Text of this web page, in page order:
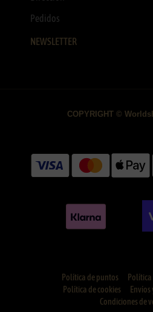
Pedidos
NEWSLETTER
COPYRIGHT ©
Política de puntos
Política de cookies
Condiciones de